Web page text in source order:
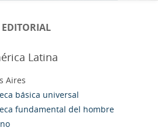
Latina
Aires
básica universal
fundamental del hombre